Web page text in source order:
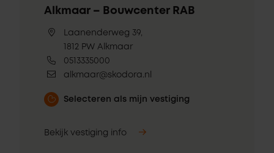
Alkmaar – Bouwcenter RAB
Laanenderweg 39,
1812 PW Alkmaar
0513335000
alkmaar@skodora.nl
Selecteren als mijn vestiging
Bekijk vestiging info